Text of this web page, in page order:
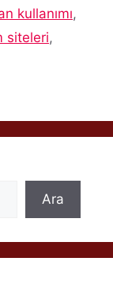
kullanımı,
siteleri,
Ara